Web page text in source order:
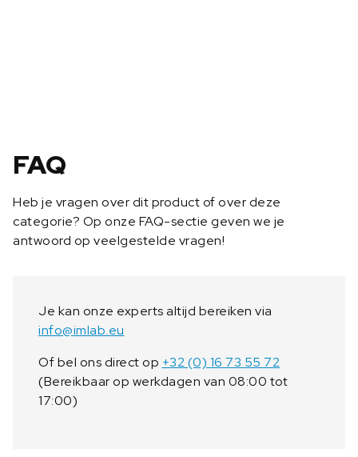
a
9
6
2
a
FAQ
Heb je vragen over dit product of over deze
categorie? Op onze FAQ-sectie geven we je
antwoord op veelgestelde vragen!
Je kan onze experts altijd bereiken via
info@imlab.eu
Of bel ons direct op +32 (0) 16 73 55 72
(Bereikbaar op werkdagen van 08:00 tot
17:00)